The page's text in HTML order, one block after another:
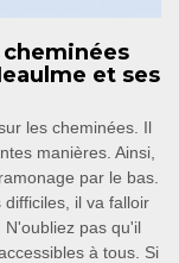
cheminées
et ses
les cheminées. Il
manières. Ainsi,
par le bas.
il va falloir
pas qu'il
à tous. Si